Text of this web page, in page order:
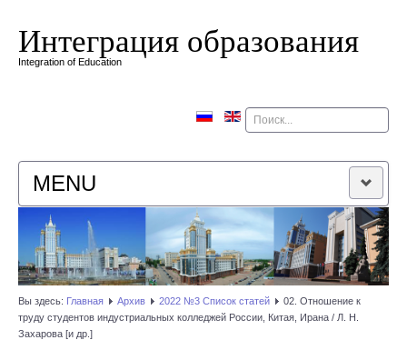
Интеграция образования
Integration of Education
Поиск
MENU
ГЛАВНАЯ
РЕДАКЦИОННАЯ КОЛЛЕГИЯ
РЕДАКЦИОННАЯ ПОЛИТИКА
Вы здесь: Главная Архив 2022 №3 Список статей
02. Отношение к
труду студентов индустриальных колледжей России, Китая, Ирана / Л. Н.
Захарова [и др.]